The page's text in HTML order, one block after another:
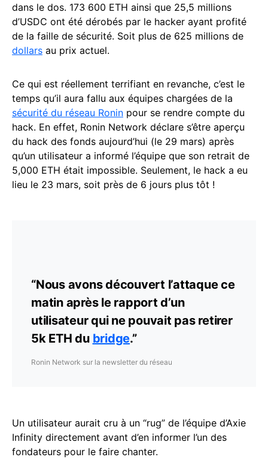
dans le dos. 173 600 ETH ainsi que 25,5 millions
d’USDC ont été dérobés par le hacker ayant profité
de la faille de sécurité. Soit plus de 625 millions de
dollars au prix actuel.
Ce qui est réellement terrifiant en revanche, c’est le
temps qu’il aura fallu aux équipes chargées de la
sécurité du réseau Ronin pour se rendre compte du
hack. En effet, Ronin Network déclare s’être aperçu
du hack des fonds aujourd’hui (le 29 mars) après
qu’un utilisateur a informé l’équipe que son retrait de
5,000 ETH était impossible. Seulement, le hack a eu
lieu le 23 mars, soit près de 6 jours plus tôt !
“Nous avons découvert l’attaque ce
matin après le rapport d’un
utilisateur qui ne pouvait pas retirer
5k ETH du bridge.”
Ronin Network sur la newsletter du réseau
Un utilisateur aurait cru à un “rug” de l’équipe d’Axie
Infinity directement avant d’en informer l’un des
fondateurs pour le faire chanter.